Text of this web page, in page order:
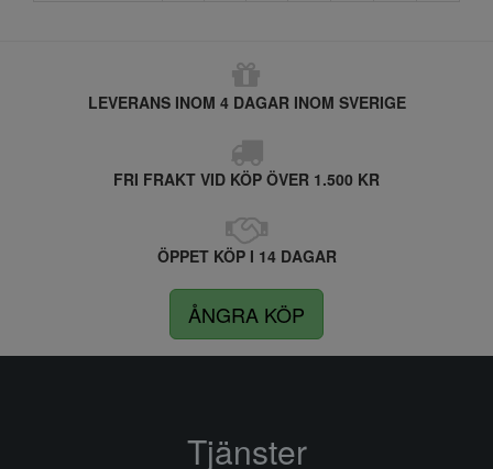
LEVERANS INOM 4 DAGAR INOM SVERIGE
FRI FRAKT VID KÖP ÖVER 1.500 KR
ÖPPET KÖP I 14 DAGAR
ÅNGRA KÖP
Tjänster